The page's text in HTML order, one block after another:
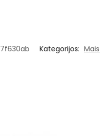
Kategorijos: